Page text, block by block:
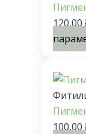
120,00
100,00